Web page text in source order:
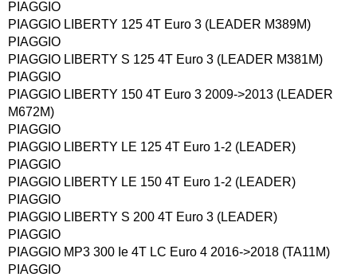
PIAGGIO
PIAGGIO LIBERTY 125 4T Euro 3 (LEADER M389M)
PIAGGIO
PIAGGIO LIBERTY S 125 4T Euro 3 (LEADER M381M)
PIAGGIO
PIAGGIO LIBERTY 150 4T Euro 3 2009->2013 (LEADER
M672M)
PIAGGIO
PIAGGIO LIBERTY LE 125 4T Euro 1-2 (LEADER)
PIAGGIO
PIAGGIO LIBERTY LE 150 4T Euro 1-2 (LEADER)
PIAGGIO
PIAGGIO LIBERTY S 200 4T Euro 3 (LEADER)
PIAGGIO
PIAGGIO MP3 300 Ie 4T LC Euro 4 2016->2018 (TA11M)
PIAGGIO